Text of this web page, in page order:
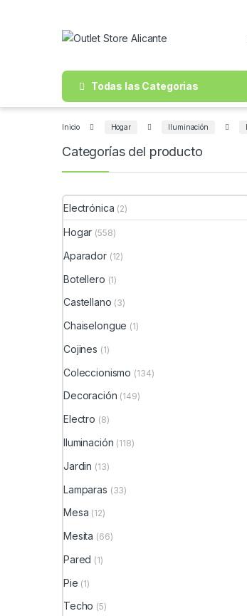
Todas las Categorias
Inicio Hogar Iluminación
Categorías del producto
Electrónica (2)
Hogar (558)
Aparador (12)
Botellero (1)
Castellano (3)
Chaiselongue (1)
Cojines (1)
Coleccionismo (134)
Decoración (149)
Electro (8)
Iluminación (118)
Jardin (13)
Lamparas (33)
Mesa (12)
Mesita (66)
Pared (1)
Pie (1)
Techo (5)